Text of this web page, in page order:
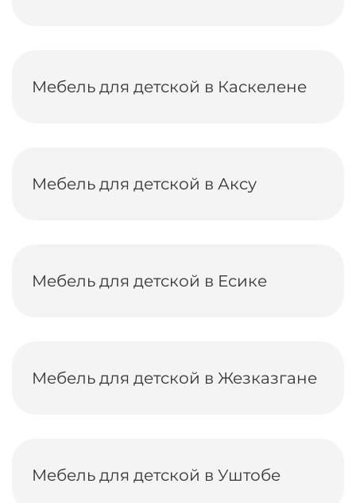
Мебель для детской в Каскелене
Мебель для детской в Аксу
Мебель для детской в Есике
Мебель для детской в Жезказгане
Мебель для детской в Уштобе